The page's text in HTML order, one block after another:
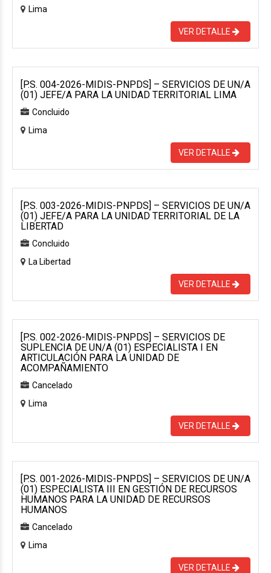
Lima
VER DETALLE
[P.S. 004-2026-MIDIS-PNPDS] – SERVICIOS DE UN/A
(01) JEFE/A PARA LA UNIDAD TERRITORIAL LIMA
Concluido
Lima
VER DETALLE
[P.S. 003-2026-MIDIS-PNPDS] – SERVICIOS DE UN/A
(01) JEFE/A PARA LA UNIDAD TERRITORIAL DE LA
LIBERTAD
Concluido
La Libertad
VER DETALLE
[P.S. 002-2026-MIDIS-PNPDS] – SERVICIOS DE
SUPLENCIA DE UN/A (01) ESPECIALISTA I EN
ARTICULACIÓN PARA LA UNIDAD DE
ACOMPAÑAMIENTO
Cancelado
Lima
VER DETALLE
[P.S. 001-2026-MIDIS-PNPDS] – SERVICIOS DE UN/A
(01) ESPECIALISTA III EN GESTIÓN DE RECURSOS
HUMANOS PARA LA UNIDAD DE RECURSOS
HUMANOS
Cancelado
Lima
VER DETALLE